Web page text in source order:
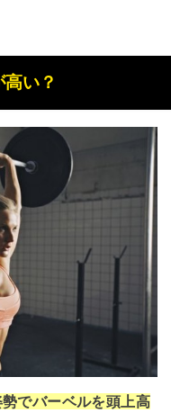
い？
でバーベルを頭上高